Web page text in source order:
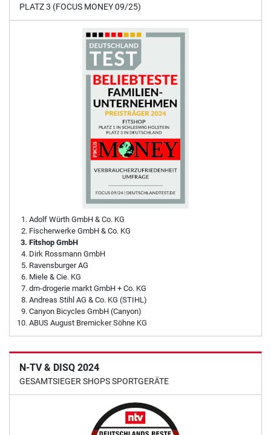
PLATZ 3 (FOCUS MONEY 09/25)
Adolf Würth GmbH & Co. KG
Fischerwerke GmbH & Co. KG
Fitshop GmbH
Dirk Rossmann GmbH
Ravensburger AG
Miele & Cie. KG
dm-drogerie markt GmbH + Co. KG
Andreas Stihl AG & Co. KG (STIHL)
Canyon Bicycles GmbH (Canyon)
ABUS August Bremicker Söhne KG
N-TV & DISQ 2024
GESAMTSIEGER SHOPS SPORTGERÄTE